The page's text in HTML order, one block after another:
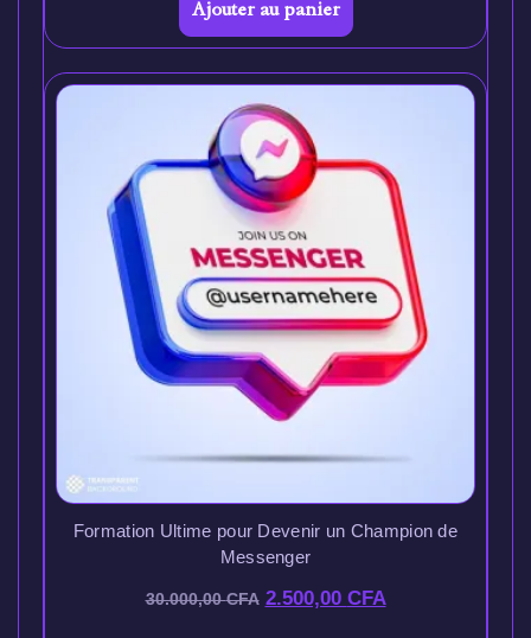
Ajouter au panier
Formation Ultime pour Devenir un Champion de
Messenger
30.000,00CFA 2.500,00 CFA